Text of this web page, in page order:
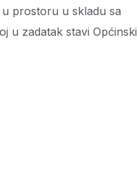
prostoru u skladu sa
u zadatak stavi Općinski